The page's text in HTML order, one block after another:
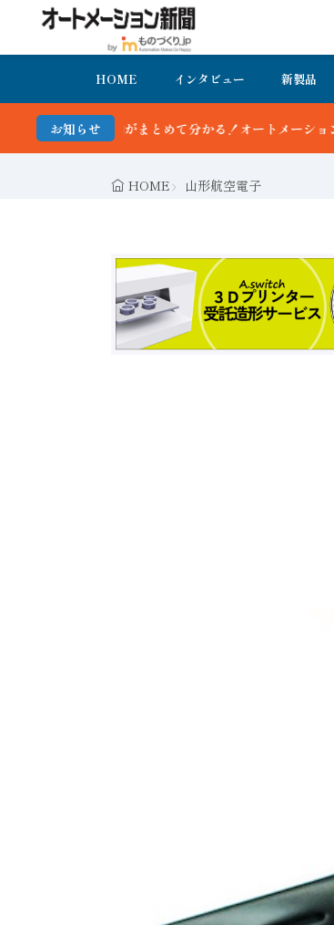
HOME インタビュー 新製品
お知らせ
！オートメーション新聞 最新号＆バックナンバーを無
HOME 山形航空電子